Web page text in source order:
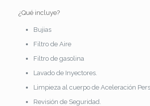
¿Qué incluye?
Bujias
Filtro de Aire
Filtro de gasolina
Lavado de Inyectores.
Limpieza al cuerpo de Aceleración
Revisión de Seguridad.